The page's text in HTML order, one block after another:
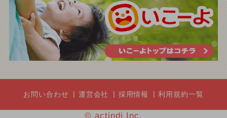
お問い合わせ 運営会社 採用情報 利用規約一覧
© actindi Inc.